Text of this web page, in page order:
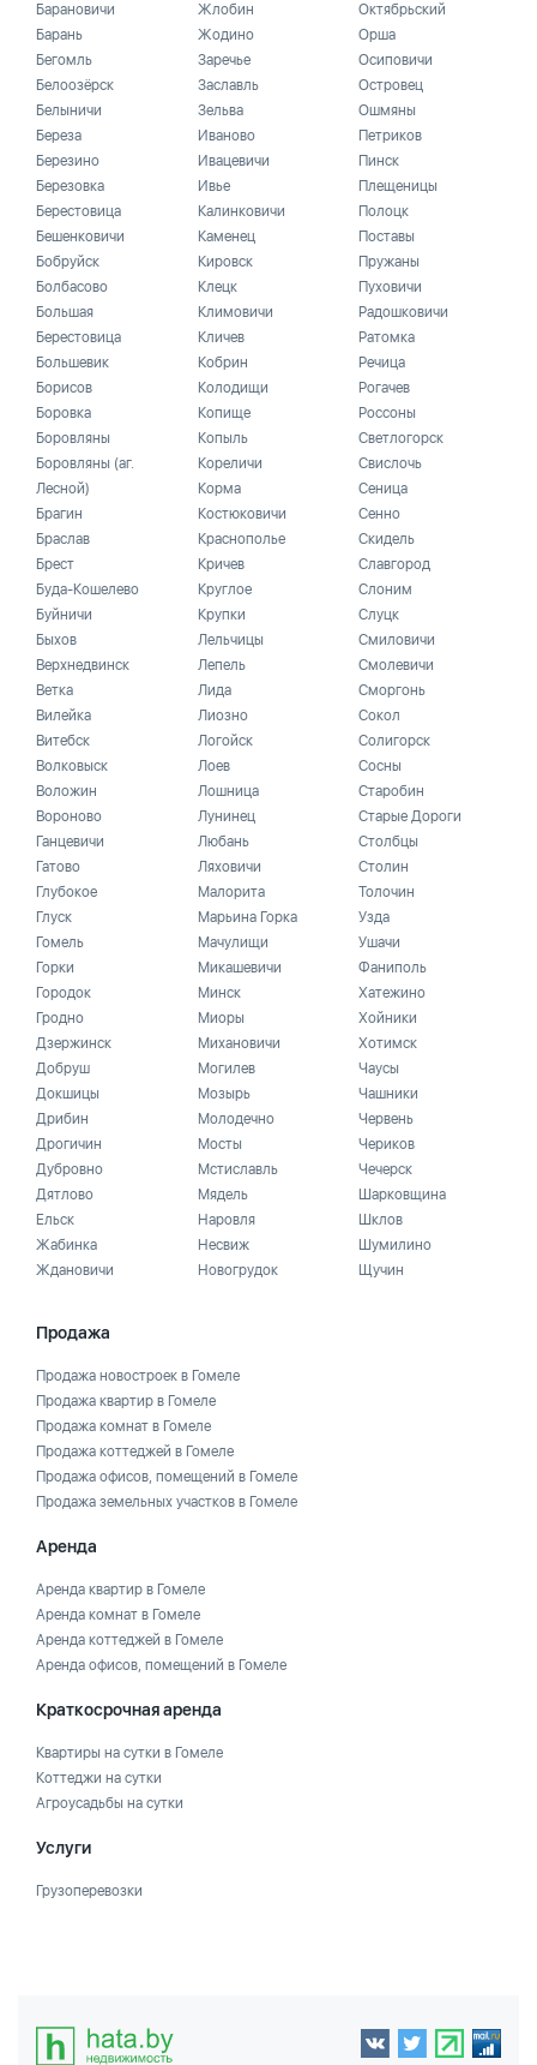
Барановичи
Барань
Бегомль
Белоозёрск
Белыничи
Береза
Березино
Березовка
Берестовица
Бешенковичи
Бобруйск
Болбасово
Большая
Берестовица
Большевик
Борисов
Боровка
Боровляны
Боровляны (аг.
Лесной)
Брагин
Браслав
Брест
Буда-Кошелево
Буйничи
Быхов
Верхнедвинск
Ветка
Вилейка
Витебск
Волковыск
Воложин
Вороново
Ганцевичи
Гатово
Глубокое
Глуск
Гомель
Горки
Городок
Гродно
Дзержинск
Добруш
Докшицы
Дрибин
Дрогичин
Дубровно
Дятлово
Ельск
Жабинка
Ждановичи
Жлобин
Жодино
Заречье
Заславль
Зельва
Иваново
Ивацевичи
Ивье
Калинковичи
Каменец
Кировск
Клецк
Климовичи
Кличев
Кобрин
Колодищи
Копище
Копыль
Кореличи
Корма
Костюковичи
Краснополье
Кричев
Круглое
Крупки
Лельчицы
Лепель
Лида
Лиозно
Логойск
Лоев
Лошница
Лунинец
Любань
Ляховичи
Малорита
Марьина Горка
Мачулищи
Микашевичи
Минск
Миоры
Михановичи
Могилев
Мозырь
Молодечно
Мосты
Мстиславль
Мядель
Наровля
Несвиж
Новогрудок
Октябрьский
Орша
Осиповичи
Островец
Ошмяны
Петриков
Пинск
Плещеницы
Полоцк
Поставы
Пружаны
Пуховичи
Радошковичи
Ратомка
Речица
Рогачев
Россоны
Светлогорск
Свислочь
Сеница
Сенно
Скидель
Славгород
Слоним
Слуцк
Смиловичи
Смолевичи
Сморгонь
Сокол
Солигорск
Сосны
Старобин
Старые Дороги
Столбцы
Столин
Толочин
Узда
Ушачи
Фаниполь
Хатежино
Хойники
Хотимск
Чаусы
Чашники
Червень
Чериков
Чечерск
Шарковщина
Шклов
Шумилино
Щучин
Продажа
Продажа новостроек в Гомеле
Продажа квартир в Гомеле
Продажа комнат в Гомеле
Продажа коттеджей в Гомеле
Продажа офисов, помещений в Гомеле
Продажа земельных участков в Гомеле
Аренда
Аренда квартир в Гомеле
Аренда комнат в Гомеле
Аренда коттеджей в Гомеле
Аренда офисов, помещений в Гомеле
Краткосрочная аренда
Квартиры на сутки в Гомеле
Коттеджи на сутки
Агроусадьбы на сутки
Услуги
Грузоперевозки